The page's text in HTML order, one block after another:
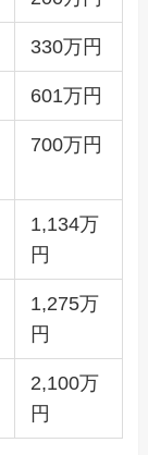
330万円
601万円
700万円
1,134万
円
1,275万
円
2,100万
円